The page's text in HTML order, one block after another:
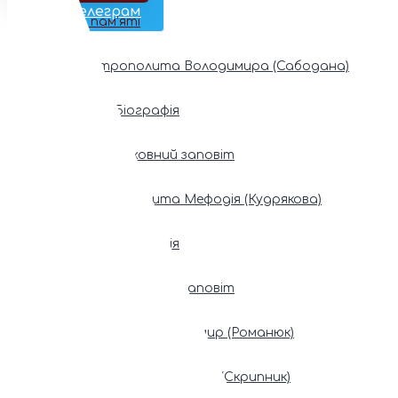
Наш Телеграм
Фонди пам’яті
Митрополита Володимира (Сабодана)
Біографія
Духовний заповіт
Митрополита Мефодія (Кудрякова)
Біографія
Духовний заповіт
Патріарх Володимир (Романюк)
Патріарх Мстислав (Скрипник)